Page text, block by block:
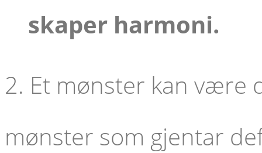
skaper harmoni.
2. Et mønster kan være
mønster som gjentar